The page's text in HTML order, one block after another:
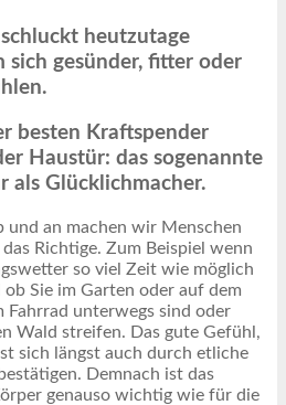
heutzutage
sich gesünder, fitter oder
besten Kraftspender
Haustür: das sogenannte
als Glücklichmacher.
und an machen wir Menschen
Richtige. Zum Beispiel wenn
so viel Zeit wie möglich
Sie im Garten oder auf dem
Fahrrad unterwegs sind oder
Wald streifen. Das gute Gefühl,
sich längst auch durch etliche
Demnach ist das
genauso wichtig wie für die